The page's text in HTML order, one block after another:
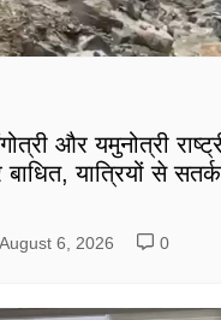
और यमुनोत्री
यात्रियों से
August 6, 2026 0